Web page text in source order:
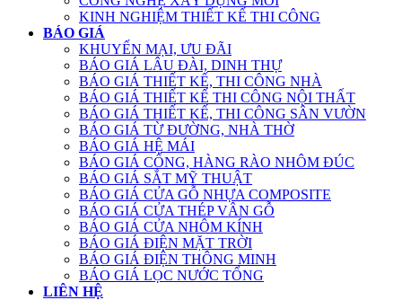
KINH NGHIỆM THIẾT KẾ THI CÔNG
BÁO GIÁ
KHUYẾN MẠI, ƯU ĐÃI
BÁO GIÁ LÂU ĐÀI, DINH THỰ
BÁO GIÁ THIẾT KẾ, THI CÔNG NHÀ
BÁO GIÁ THIẾT KẾ THI CÔNG NỘI THẤT
BÁO GIÁ THIẾT KẾ, THI CÔNG SÂN VƯỜN
BÁO GIÁ TỪ ĐƯỜNG, NHÀ THỜ
BÁO GIÁ HỆ MÁI
BÁO GIÁ CỔNG, HÀNG RÀO NHÔM ĐÚC
BÁO GIÁ SẮT MỸ THUẬT
BÁO GIÁ CỬA GỖ NHỰA COMPOSITE
BÁO GIÁ CỬA THÉP VÂN GỖ
BÁO GIÁ CỬA NHÔM KÍNH
BÁO GIÁ ĐIỆN MẶT TRỜI
BÁO GIÁ ĐIỆN THÔNG MINH
BÁO GIÁ LỌC NƯỚC TỔNG
LIÊN HỆ